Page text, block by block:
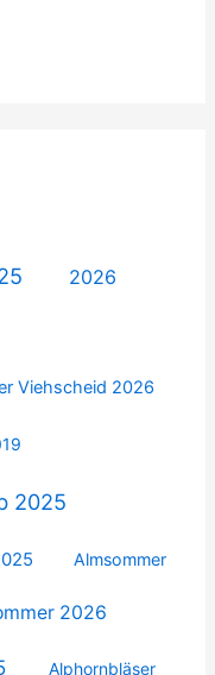
2026
Viehscheid 2026
2025
Almsommer
2026
Alphornbläser